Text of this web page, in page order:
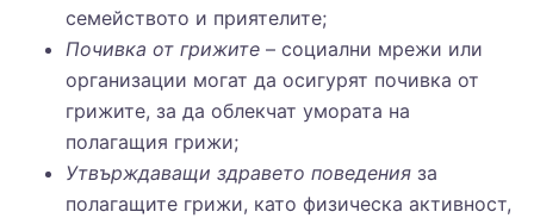
семейството и приятелите;
Почивка от грижите – социални мрежи или
организации могат да осигурят почивка от
грижите, за да облекчат умората на
полагащия грижи;
Утвърждаващи здравето поведения за
полагащите грижи, като физическа активност,